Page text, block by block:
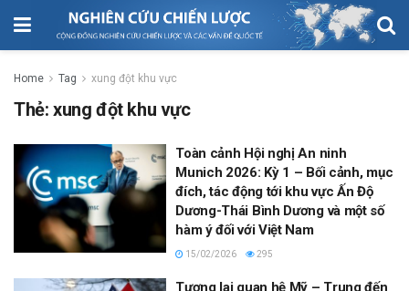
Home Tag xung đột khu vực
Thẻ:xung đột khu vực
Toàn cảnh Hội nghị An ninh
Munich 2026: Kỳ 1 – Bối cảnh, mục
đích, tác động tới khu vực Ấn Độ
Dương-Thái Bình Dương và một số
hàm ý đối với Việt Nam
15/02/2026 295
Tương lai quan hệ Mỹ – Trung đến